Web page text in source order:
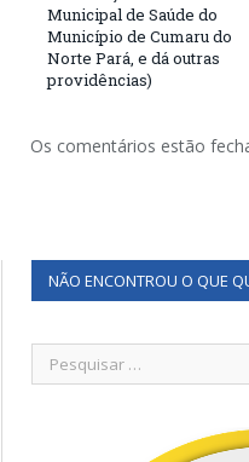
Municipal de Saúde do
Município de Cumaru do
Norte Pará, e dá outras
providências)
Os comentários estão
NÃO ENCONTROU O QUE